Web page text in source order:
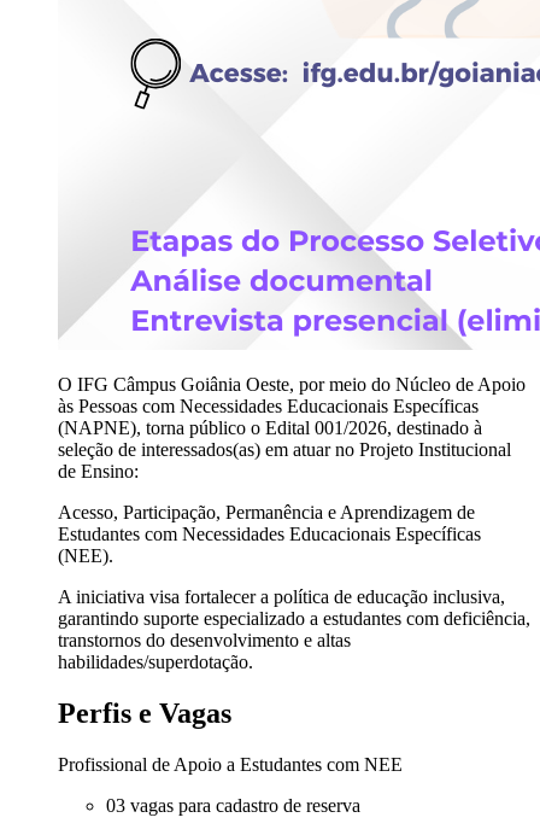
O IFG Câmpus Goiânia Oeste, por meio do Núcleo de Apoio
às Pessoas com Necessidades Educacionais Específicas
(NAPNE), torna público o Edital 001/2026, destinado à
seleção de interessados(as) em atuar no Projeto Institucional
de Ensino:
Acesso, Participação, Permanência e Aprendizagem de
Estudantes com Necessidades Educacionais Específicas
(NEE).
A iniciativa visa fortalecer a política de educação inclusiva,
garantindo suporte especializado a estudantes com deficiência,
transtornos do desenvolvimento e altas
habilidades/superdotação.
Perfis e Vagas
Profissional de Apoio a Estudantes com NEE
03 vagas para cadastro de reserva